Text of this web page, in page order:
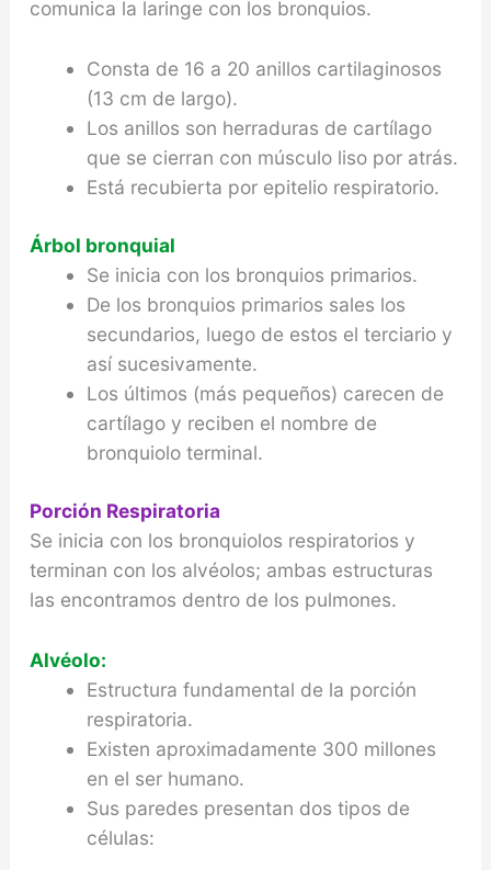
comunica la laringe con los bronquios.
Consta de 16 a 20 anillos cartilaginosos
(13 cm de largo).
Los anillos son herraduras de cartílago
que se cierran con músculo liso por atrás.
Está recubierta por epitelio respiratorio.
Árbol bronquial
Se inicia con los bronquios primarios.
De los bronquios primarios sales los
secundarios, luego de estos el terciario y
así sucesivamente.
Los últimos (más pequeños) carecen de
cartílago y reciben el nombre de
bronquiolo terminal.
Porción Respiratoria
Se inicia con los bronquiolos respiratorios y
terminan con los alvéolos; ambas estructuras
las encontramos dentro de los pulmones.
Alvéolo:
Estructura fundamental de la porción
respiratoria.
Existen aproximadamente 300 millones
en el ser humano.
Sus paredes presentan dos tipos de
células: